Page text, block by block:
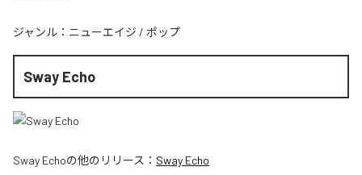
ジャンル： ニューエイジ / ポップ
Sway Echo
Sway Echoの他のリリース： Sway Echo